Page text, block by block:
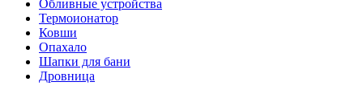
Обливные устройства
Термоионатор
Ковши
Опахало
Шапки для бани
Дровница